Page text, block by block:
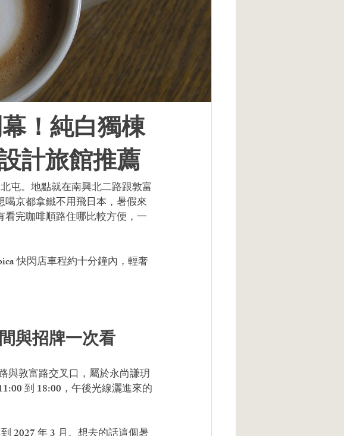
！純白獨棟
計旅館推薦
屯。地點就在南興北二路跟敦富
京都拿鐵不用飛日本，暑假來
完咖啡順路住哪比較方便，一
快閃店車程約十分鐘內，輕奢
與招牌一次看
與敦富路交叉口，屬於永尚謙玥
到 18:00，午後光線灑進來的